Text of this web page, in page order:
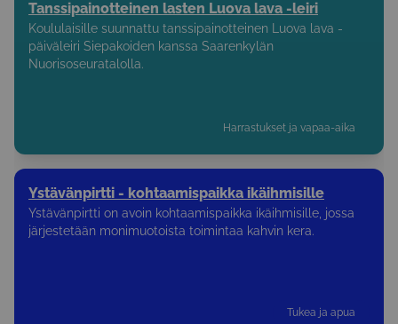
Tanssipainotteinen lasten Luova lava -leiri
Koululaisille suunnattu tanssipainotteinen Luova lava -
päiväleiri Siepakoiden kanssa Saarenkylän
Nuorisoseuratalolla.
Harrastukset ja vapaa-aika
Ystävänpirtti - kohtaamispaikka ikäihmisille
Ystävänpirtti on avoin kohtaamispaikka ikäihmisille, jossa
järjestetään monimuotoista toimintaa kahvin kera.
Tukea ja apua